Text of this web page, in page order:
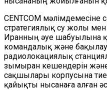
CENTCOM мәлімдемесіне
стратегиялық су жолы
Иранның әуе шабуылына
командалық және бақылау
радиолокациялық
зымыран кешендерін
сақшылары корпусына
қайықты нысанаға алған